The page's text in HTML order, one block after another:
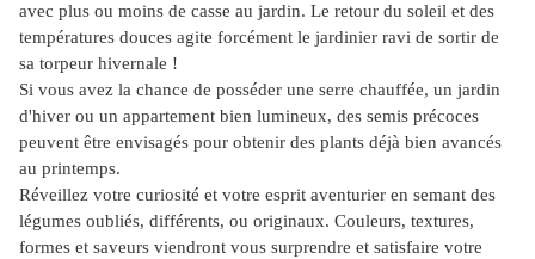
avec plus ou moins de casse au jardin. Le retour du soleil et des
températures douces agite forcément le jardinier ravi de sortir de
sa torpeur hivernale !
Si vous avez la chance de posséder une serre chauffée, un jardin
d'hiver ou un appartement bien lumineux, des semis précoces
peuvent être envisagés pour obtenir des plants déjà bien avancés
au printemps.
Réveillez votre curiosité et votre esprit aventurier en semant des
légumes oubliés, différents, ou originaux. Couleurs, textures,
formes et saveurs viendront vous surprendre et satisfaire votre